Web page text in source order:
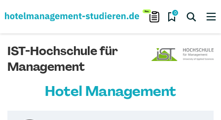
0
IST-Hochschule für
Management
Hotel Management